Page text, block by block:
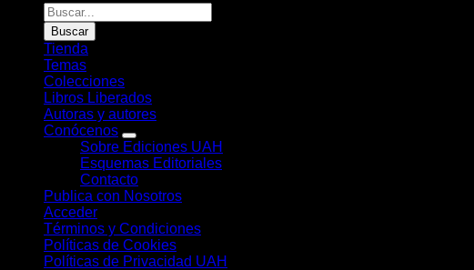
Búsqueda
de
Libros
Buscar
Tienda
Temas
Colecciones
Libros Liberados
Autoras y autores
Conócenos
Sobre Ediciones UAH
Esquemas Editoriales
Contacto
Publica con Nosotros
Acceder
Términos y Condiciones
Políticas de Cookies
Políticas de Privacidad UAH